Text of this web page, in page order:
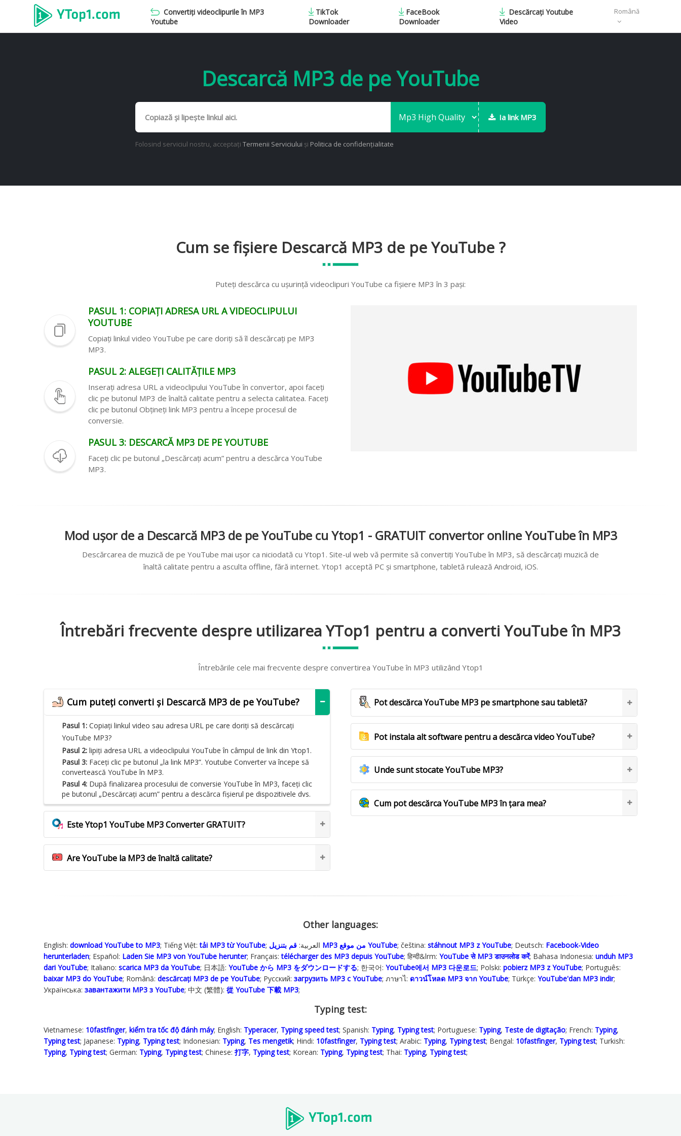
Convertiți videoclipurile în MP3
Youtube
TikTok
Downloader
FaceBook
Downloader
Descărcați Youtube
Video
Română
Descarcă MP3 de pe YouTube
Ia link MP3
Folosind serviciul nostru, acceptați Termenii Serviciului și Politica de confidențialitate
Cum se fișiere Descarcă MP3 de pe YouTube ?
Puteți descărca cu ușurință videoclipuri YouTube ca fișiere MP3 în 3 pași:
PASUL 1: COPIAȚI ADRESA URL A VIDEOCLIPULUI
YOUTUBE
Copiați linkul video YouTube pe care doriți să îl descărcați pe MP3
MP3.
PASUL 2: ALEGEȚI CALITĂȚILE MP3
Inserați adresa URL a videoclipului YouTube în convertor, apoi faceți
clic pe butonul MP3 de înaltă calitate pentru a selecta calitatea. Faceți
clic pe butonul Obțineți link MP3 pentru a începe procesul de
conversie.
PASUL 3: DESCARCĂ MP3 DE PE YOUTUBE
Faceți clic pe butonul „Descărcați acum” pentru a descărca YouTube
MP3.
Mod ușor de a Descarcă MP3 de pe YouTube cu Ytop1 - GRATUIT convertor online YouTube în MP3
Descărcarea de muzică de pe YouTube mai ușor ca niciodată cu Ytop1. Site-ul web vă permite să convertiți YouTube în MP3, să descărcați muzică de
înaltă calitate pentru a asculta offline, fără internet. Ytop1 acceptă PC și smartphone, tabletă rulează Android, iOS.
Întrebări frecvente despre utilizarea YTop1 pentru a converti YouTube în MP3
Întrebările cele mai frecvente despre convertirea YouTube în MP3 utilizând Ytop1
Cum puteți converti și Descarcă MP3 de pe YouTube?
Pasul 1: Copiați linkul video sau adresa URL pe care doriți să descărcați
YouTube MP3?
Pasul 2: lipiți adresa URL a videoclipului YouTube în câmpul de link din Ytop1.
Pasul 3: Faceți clic pe butonul „la link MP3”. Youtube Converter va începe să
convertească YouTube în MP3.
Pasul 4: După finalizarea procesului de conversie YouTube în MP3, faceți clic
pe butonul „Descărcați acum” pentru a descărca fișierul pe dispozitivele dvs.
Este Ytop1 YouTube MP3 Converter GRATUIT?
Are YouTube la MP3 de înaltă calitate?
Pot descărca YouTube MP3 pe smartphone sau tabletă?
Pot instala alt software pentru a descărca video YouTube?
Unde sunt stocate YouTube MP3?
Cum pot descărca YouTube MP3 în țara mea?
Other languages:
English: download YouTube to MP3; Tiếng Việt:tải MP3 từ YouTube ; العربية: قم بتنزيل MP3 من موقع YouTube; čeština: stáhnout MP3 z YouTube; Deutsch: Facebook-Video
herunterladen; Español: Laden Sie MP3 von YouTube herunter; Français:télécharger des MP3 depuis YouTube; हिन्दी&lrm: YouTube से MP3 डाउनलोड करेंं; Bahasa Indonesia‬: unduh MP3
dari YouTube; Italiano: scarica MP3 da YouTube; 日本語: YouTube から MP3 をダウンロードする; 한국어: YouTube에서 MP3 다운로드; Polski‎: pobierz MP3 z YouTube; Português:
baixar MP3 do YouTube; Română: descărcați MP3 de pe YouTube; Русский: загрузить MP3 с YouTube; ภาษาไ: ดาวน์โหลด MP3 จาก YouTube; Türkçe‬: YouTube'dan MP3 indir;
Українська‬: завантажити MP3 з YouTube; 中文 (繁體): 從 YouTube 下載 MP3;
Typing test:
Vietnamese: 10fastfinger, kiểm tra tốc độ đánh máy; English: Typeracer, Typing speed test; Spanish: Typing, Typing test; Portuguese: Typing, Teste de digitação; French: Typing,
Typing test; Japanese: Typing, Typing test; Indonesian: Typing, Tes mengetik; Hindi: 10fastfinger, Typing test; Arabic: Typing, Typing test; Bengal: 10fastfinger, Typing test; Turkish:
Typing, Typing test; German: Typing, Typing test; Chinese: 打字, Typing test; Korean: Typing, Typing test; Thai: Typing, Typing test;